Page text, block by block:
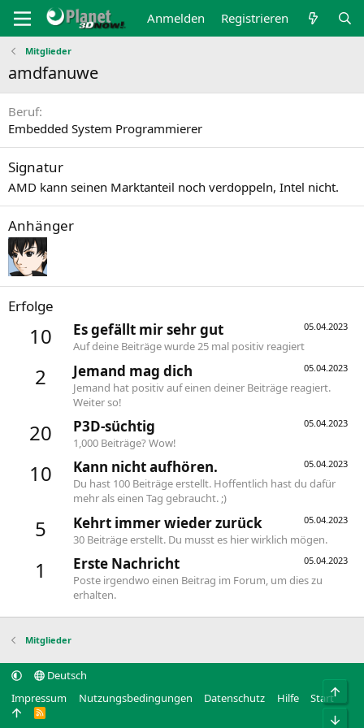
Anmelden Registrieren
Mitglieder
amdfanuwe
Beruf
Embedded System Programmierer
Signatur
AMD kann seinen Marktanteil noch verdoppeln, Intel nicht.
Anhänger
Erfolge
10 05.04.2023
Es gefällt mir sehr gut
Auf deine Beiträge wurde 25 mal positiv reagiert
2 05.04.2023
Jemand mag dich
Jemand hat positiv auf einen deiner Beiträge reagiert.
Weiter so!
20 05.04.2023
P3D-süchtig
1,000 Beiträge? Wow!
10 05.04.2023
Kann nicht aufhören.
Du hast 100 Beiträge erstellt. Hoffentlich hast du dafür
mehr als einen Tag gebraucht. ;)
5 05.04.2023
Kehrt immer wieder zurück
30 Beiträge erstellt. Du musst es hier wirklich mögen.
1 05.04.2023
Erste Nachricht
Poste irgendwo einen Beitrag im Forum, um dies zu
erhalten.
Mitglieder
Deutsch
Impressum
Nutzungsbedingungen Datenschutz Hilfe Start
R